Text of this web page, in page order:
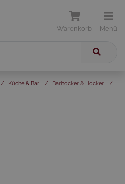
Warenkorb Menü
/ Küche & Bar / Barhocker & Hocker
/